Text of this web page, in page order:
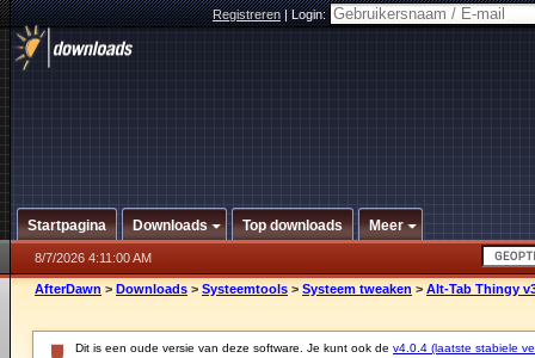
Registreren|Login:
Startpagina Downloads Top downloads Meer
8/7/2026 4:11:00 AM
AfterDawn > Downloads > Systeemtools > Systeem tweaken > Alt-Tab Thingy
Dit is een oude versie van deze software. Je kunt ook de v4.0.4 (laatste stabiele